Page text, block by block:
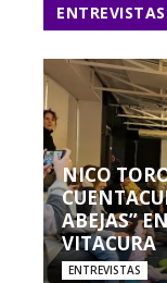
ENTREVISTAS
NICO
ABEJAS”
VITACURA
ENTREVISTAS